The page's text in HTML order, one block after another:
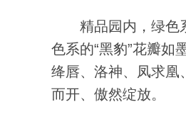
精品园内，绿色系
色系的“黑豹”花瓣如
绛唇、洛神、凤求凰
而开、傲然绽放。